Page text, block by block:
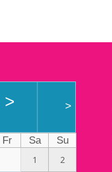
> >
Fr Sa
Su
1
2